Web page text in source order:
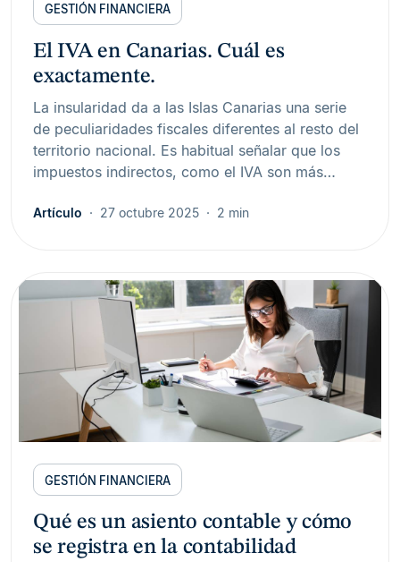
GESTIÓN FINANCIERA
El IVA en Canarias. Cuál es
exactamente.
La insularidad da a las Islas Canarias una serie
de peculiaridades fiscales diferentes al resto del
territorio nacional. Es habitual señalar que los
impuestos indirectos, como el IVA son más…
Artículo 27 octubre 2025 2 min
GESTIÓN FINANCIERA
Qué es un asiento contable y cómo
se registra en la contabilidad